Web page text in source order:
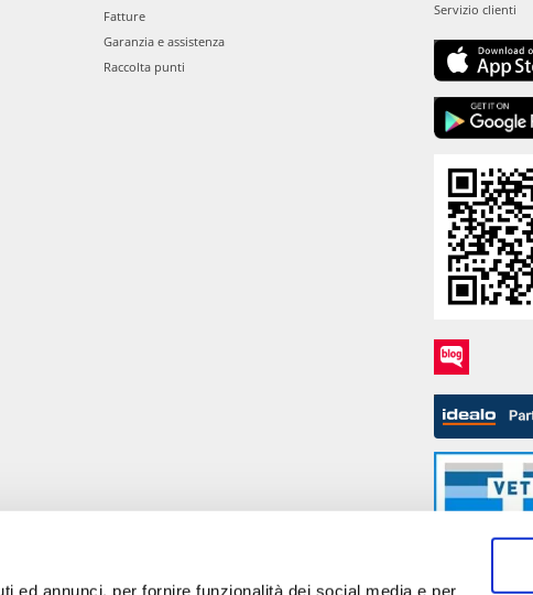
ed annunci, per fornire funzionalità dei social media e per
Fatture
Garanzia e assistenza
Raccolta punti
Servizio clienti